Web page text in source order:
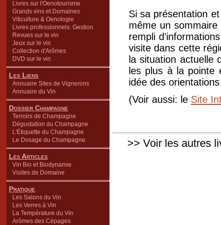
Livres sur l'Oenotourisme
Grands vins et Domaines
Viticulture & Oenologie
Livres professionnels: Gestion
Revues sur le vin
Jeux sur le vin
Collection d'Arômes
DVD sur le vin
Les Liens
Annuaire Sites de Vignerons
Annuaire du Vin
Dossier Champagne
Terroirs de Champagne
Dégustation du Champagne
L'Étiquette du Champagne
Le Dosage du Champagne
Les Articles
Vin Bio et Biodynamie
Visites de Domaine
Pratique
Les Salons du Vin
Les Verres à Vin
La Température du Vin
Arômes des Cépages
Si sa présentation
même un
rempli
visite dans cette
la situation actuelle
les plus à la pointe
idée des
(Voir aussi: le Site
>> Voir les autres